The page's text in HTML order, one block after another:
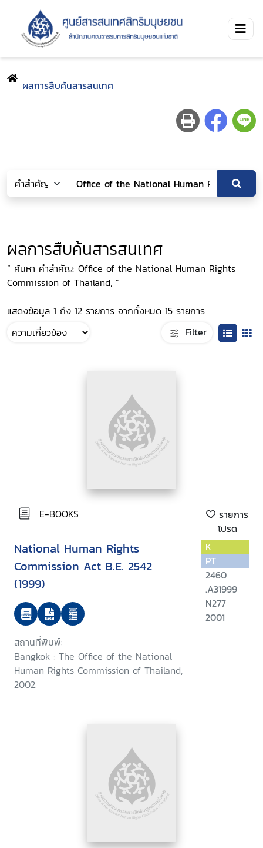
ผลการสืบค้นสารสนเทศ
ผลการสืบค้นสารสนเทศ
“ ค้นหา คำสำคัญ: Office of the National Human Rights
Commission of Thailand, ”
แสดงข้อมูล 1 ถึง 12 รายการ จากทั้งหมด 15 รายการ
Filter
E-BOOKS
รายการ
โปรด
National Human Rights
Commission Act B.E. 2542
(1999)
สถานที่พิมพ์:
Bangkok : The Office of the National
Human Rights Commission of Thailand,
2002.
K
PT
2460
.A31999
N277
2001